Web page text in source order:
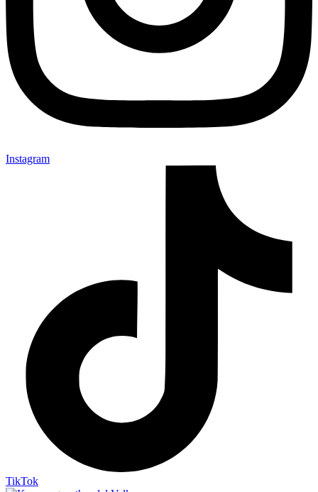
Instagram
TikTok